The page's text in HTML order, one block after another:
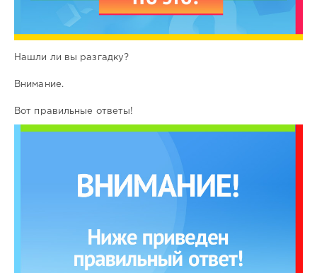
Нашли ли вы разгадку?
Внимание.
Вот правильные ответы!